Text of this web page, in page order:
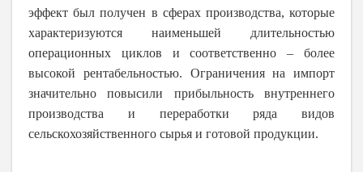
эффект был получен в сферах производства, которые
характеризуются наименьшей длительностью
операционных циклов и соответственно – более
высокой рентабельностью. Ограничения на импорт
значительно повысили прибыльность внутреннего
производства и переработки ряда видов
сельскохозяйственного сырья и готовой продукции.